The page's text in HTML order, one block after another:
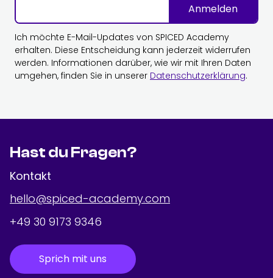
Anmelden
Ich möchte E-Mail-Updates von SPICED Academy
erhalten. Diese Entscheidung kann jederzeit widerrufen
werden. Informationen darüber, wie wir mit Ihren Daten
umgehen, finden Sie in unserer Datenschutzerklärung.
Hast du Fragen?
Kontakt
hello@spiced-academy.com
+49 30 9173 9346
Sprich mit uns